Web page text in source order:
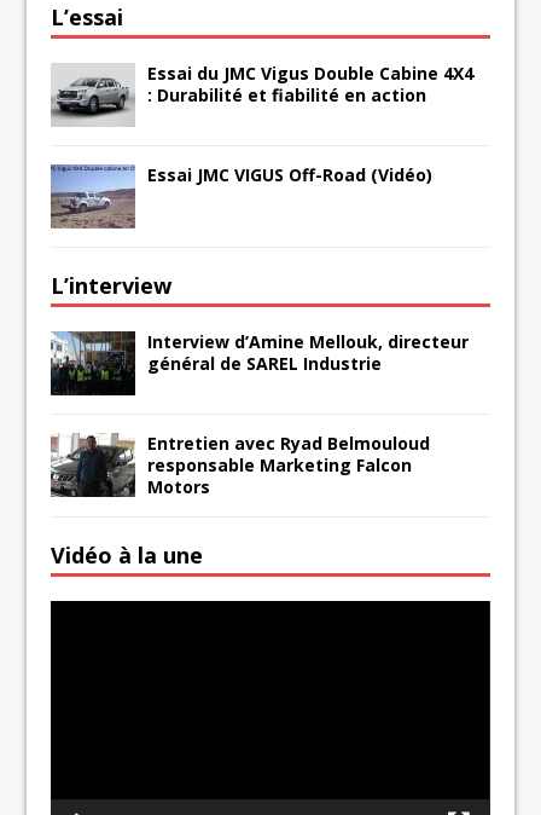
L’essai
Essai du JMC Vigus Double Cabine 4X4
: Durabilité et fiabilité en action
Essai JMC VIGUS Off-Road (Vidéo)
L’interview
Interview d’Amine Mellouk, directeur
général de SAREL Industrie
Entretien avec Ryad Belmouloud
responsable Marketing Falcon
Motors
Vidéo à la une